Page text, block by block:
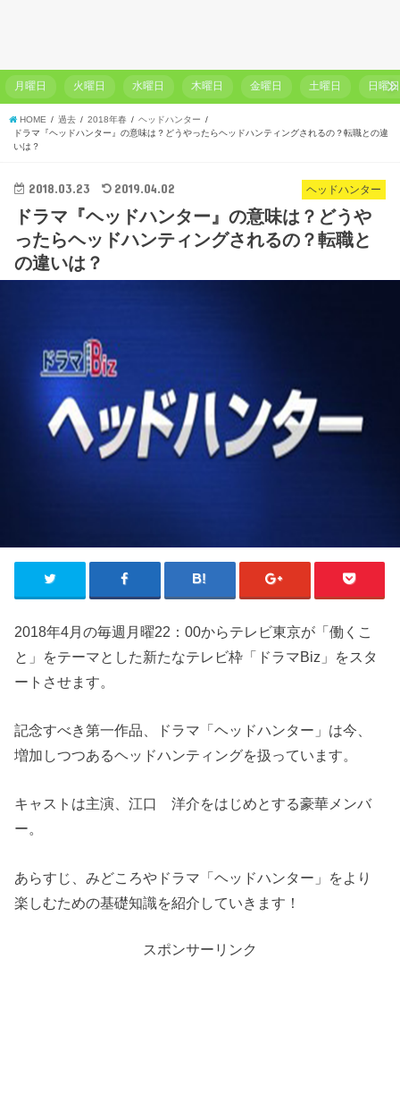
月曜日 火曜日 水曜日 木曜日 金曜日 土曜日 日曜日
HOME 過去 2018年春
ヘッドハンター
ドラマ『ヘッドハンター』の意味は？どうやったらヘッドハンティングされるの？転職との違
いは？
ヘッドハンター
2018.03.23 2019.04.02
ドラマ『ヘッドハンター』の意味は？どうや
ったらヘッドハンティングされるの？転職と
の違いは？
2018年4月の毎週月曜22：00からテレビ東京が「働くこ
と」をテーマとした新たなテレビ枠「ドラマBiz」をスタ
ートさせます。
記念すべき第一作品、ドラマ「ヘッドハンター」は今、
増加しつつあるヘッドハンティングを扱っています。
キャストは主演、江口 洋介をはじめとする豪華メンバ
ー。
あらすじ、みどころやドラマ「ヘッドハンター」をより
楽しむための基礎知識を紹介していきます！
スポンサーリンク